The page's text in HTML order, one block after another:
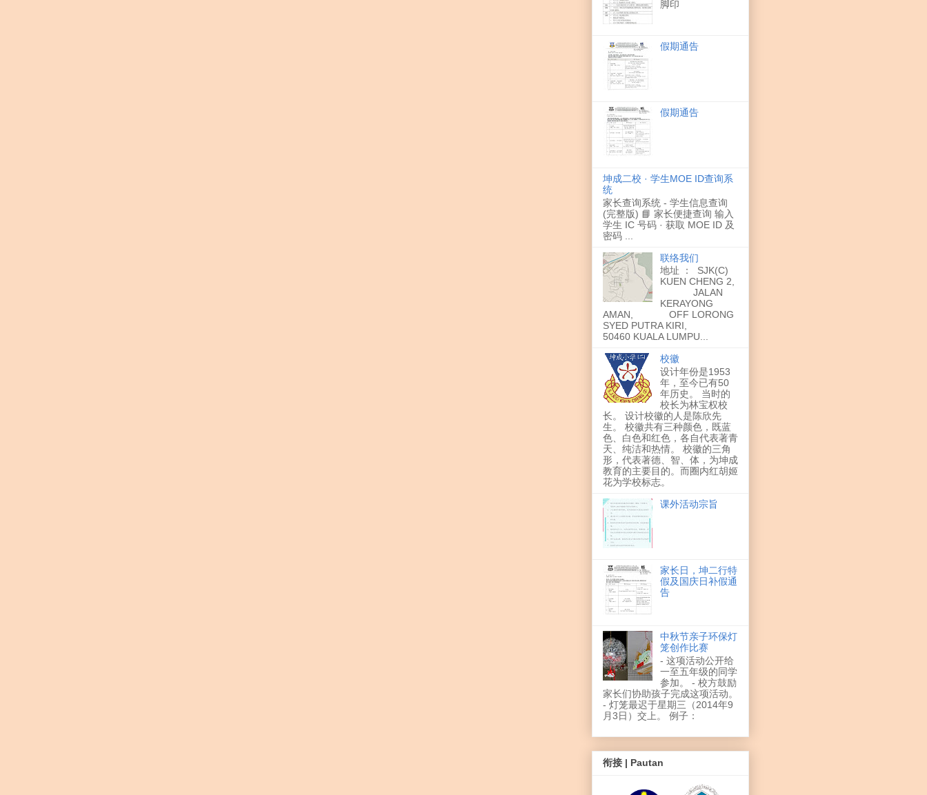
脚印
假期通告
假期通告
坤成二校 · 学生MOE ID查询系
统
家长查询系统 - 学生信息查询
(完整版) 📘 家长便捷查询 输入
学生 IC 号码 · 获取 MOE ID 及
密码 ...
联络我们
地址 ： SJK(C)
KUEN CHENG 2,
JALAN
KERAYONG
AMAN, OFF LORONG
SYED PUTRA KIRI,
50460 KUALA LUMPU...
校徽
设计年份是1953
年，至今已有50
年历史。 当时的
校长为林宝权校
长。 设计校徽的人是陈欣先
生。 校徽共有三种颜色，既蓝
色、白色和红色，各自代表著青
天、纯洁和热情。 校徽的三角
形，代表著德、智、体，为坤成
教育的主要目的。而圈内红胡姬
花为学校标志。
课外活动宗旨
家长日，坤二行特
假及国庆日补假通
告
中秋节亲子环保灯
笼创作比赛
- 这项活动公开给
一至五年级的同学
参加。 - 校方鼓励
家长们协助孩子完成这项活动。
- 灯笼最迟于星期三（2014年9
月3日）交上。 例子：
衔接 | Pautan